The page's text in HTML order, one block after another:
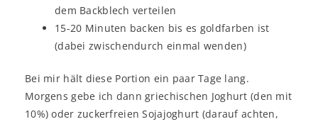
dem Backblech verteilen
15-20 Minuten backen bis es goldfarben ist
(dabei zwischendurch einmal wenden)
Bei mir hält diese Portion ein paar Tage lang.
Morgens gebe ich dann griechischen Joghurt (den mit
10%) oder zuckerfreien Sojajoghurt (darauf achten,